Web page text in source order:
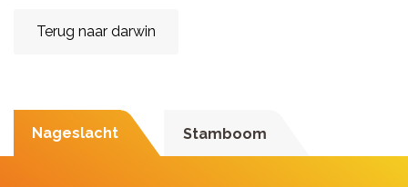
Terug naar darwin
Nageslacht Stamboom